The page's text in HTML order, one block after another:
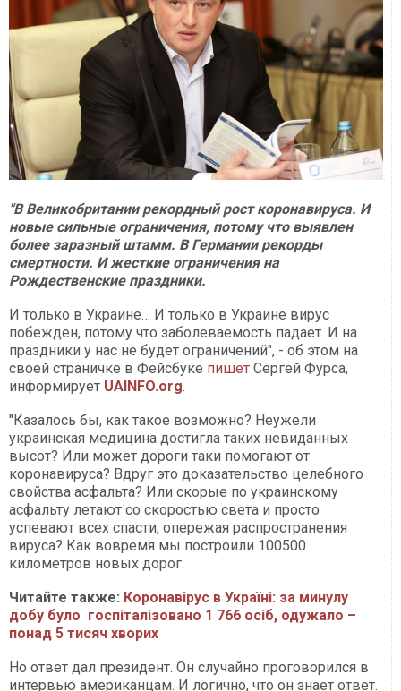
"В Великобритании рекордный рост коронавируса. И
новые сильные ограничения, потому что выявлен
более заразный штамм. В Германии рекорды
смертности. И жесткие ограничения на
Рождественские праздники.
И только в Украине… И только в Украине вирус
побежден, потому что заболеваемость падает. И на
праздники у нас не будет ограничений", - об этом на
своей страничке в Фейсбуке пишет Сергей Фурса,
информирует UAINFO.org.
"Казалось бы, как такое возможно? Неужели
украинская медицина достигла таких невиданных
высот? Или может дороги таки помогают от
коронавируса? Вдруг это доказательство целебного
свойства асфальта? Или скорые по украинскому
асфальту летают со скоростью света и просто
успевают всех спасти, опережая распространения
вируса? Как вовремя мы построили 100500
километров новых дорог.
Читайте также: Коронавірус в Україні: за минулу
добу було госпіталізовано 1 766 осіб, одужало –
понад 5 тисяч хворих
Но ответ дал президент. Он случайно проговорился в
интервью американцам. И логично, что он знает ответ.